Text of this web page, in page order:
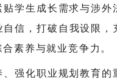
学生成长需求与涉外
信，打破自我设限
素养与就业竞争力。
强化职业规划教育的